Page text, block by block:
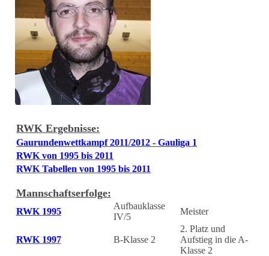
RWK Ergebnisse:
Gaurundenwettkampf 2011/2012 - Gauliga 1
RWK von 1995 bis 2011
RWK Tabellen von 1995 bis 2011
Mannschaftserfolge:
RWK 1995
Aufbauklasse
IV/5
Meister
RWK 1997 B-Klasse 2
2. Platz und
Aufstieg in die A-
Klasse 2